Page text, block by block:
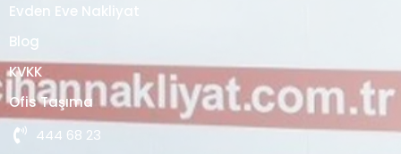
Evden Eve Nakliyat
Blog
KVKK
Ofis Taşıma
444 68 23